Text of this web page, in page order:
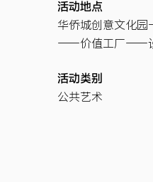
活动地点
华侨城创意文化
——价值工厂——
活动类别
​公共艺术